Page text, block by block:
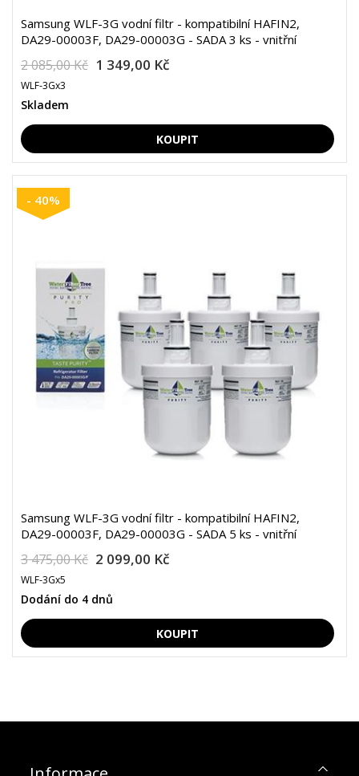
Samsung WLF-3G vodní filtr - kompatibilní HAFIN2,
DA29-00003F, DA29-00003G - SADA 3 ks - vnitřní
2 085,00 Kč 1 349,00 Kč
WLF-3Gx3
Skladem
- 40%
Samsung WLF-3G vodní filtr - kompatibilní HAFIN2,
DA29-00003F, DA29-00003G - SADA 5 ks - vnitřní
3 475,00 Kč 2 099,00 Kč
WLF-3Gx5
Dodání do 4 dnů